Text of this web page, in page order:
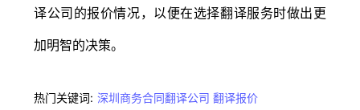
译公司的报价情况，以便在选择翻译服务时做出更
加明智的决策。
热门关键词: 深圳商务合同翻译公司 翻译报价